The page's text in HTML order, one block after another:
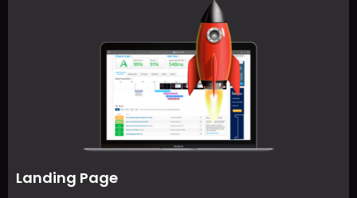
Landing Page